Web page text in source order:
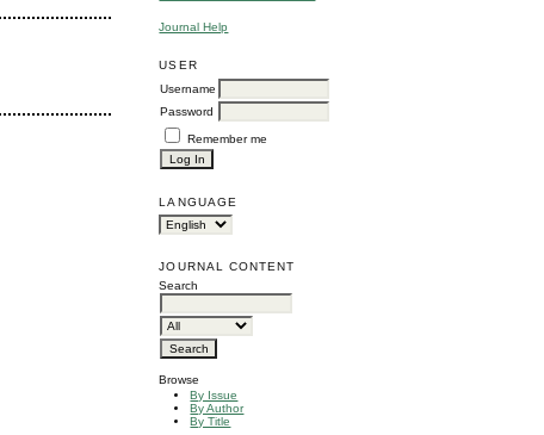
Journal Help
USER
Username
Password
Remember me
LANGUAGE
JOURNAL CONTENT
Search
Browse
By Issue
By Author
By Title